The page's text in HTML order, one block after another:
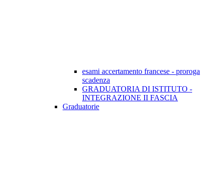
esami accertamento francese - proroga
scadenza
GRADUATORIA DI ISTITUTO -
INTEGRAZIONE II FASCIA
Graduatorie